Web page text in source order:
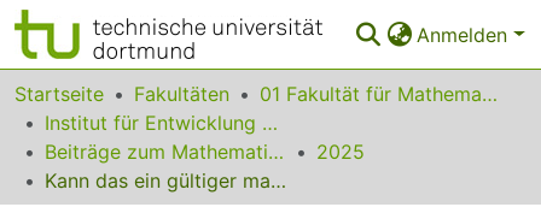
Anmelden
Bereiche & Sammlungen
Das gesamte Repositorium
Statistiken
Startseite Fakultäten
01 Fakultät für Mathematik
Institut für Entwicklung und Erforschung des Mathematikunterrichts
Beiträge zum Mathematikunterricht
2025
Kann das ein gültiger mathematischer Beweis sein? Validierung von Beweisversuchen in der Sekundarstufe